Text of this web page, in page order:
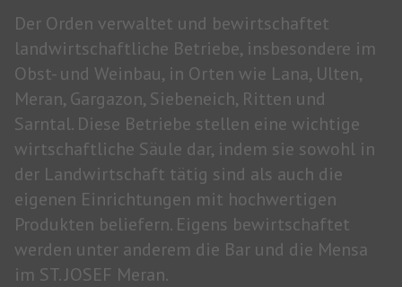
Der Orden verwaltet und bewirtschaftet
landwirtschaftliche Betriebe, insbesondere im
Obst- und Weinbau, in Orten wie Lana, Ulten,
Meran, Gargazon, Siebeneich, Ritten und
Sarntal. Diese Betriebe stellen eine wichtige
wirtschaftliche Säule dar, indem sie sowohl in
der Landwirtschaft tätig sind als auch die
eigenen Einrichtungen mit hochwertigen
Produkten beliefern. Eigens bewirtschaftet
werden unter anderem die Bar und die Mensa
im ST. JOSEF Meran.